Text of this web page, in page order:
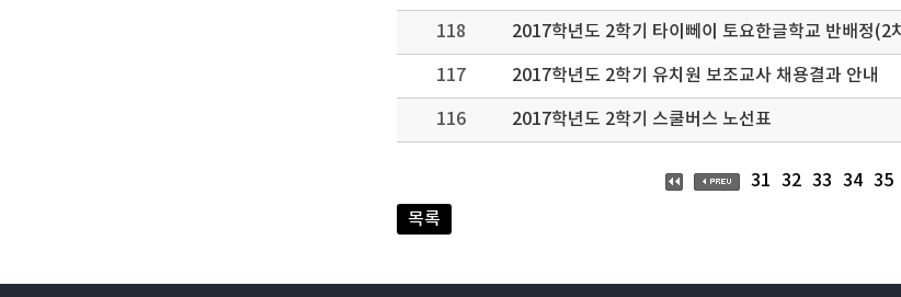
118 2017학년도 2학기 타이뻬이 토요한글학교 반배정(2
117 2017학년도 2학기 유치원 보조교사 채용결과 안내
116 2017학년도 2학기 스쿨버스 노선표
31 32 33 34 35
목록